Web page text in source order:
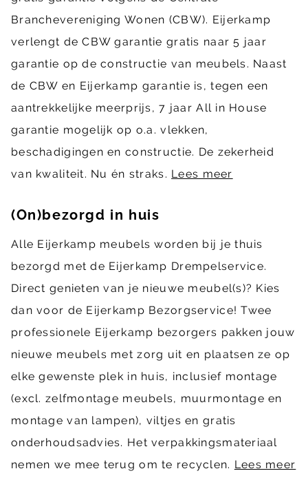
Branchevereniging Wonen (CBW). Eijerkamp
verlengt de CBW garantie gratis naar 5 jaar
garantie op de constructie van meubels. Naast
de CBW en Eijerkamp garantie is, tegen een
aantrekkelijke meerprijs, 7 jaar All in House
garantie mogelijk op o.a. vlekken,
beschadigingen en constructie. De zekerheid
van kwaliteit. Nu én straks. Lees meer
(On)bezorgd in huis
Alle Eijerkamp meubels worden bij je thuis
bezorgd met de Eijerkamp Drempelservice.
Direct genieten van je nieuwe meubel(s)? Kies
dan voor de Eijerkamp Bezorgservice! Twee
professionele Eijerkamp bezorgers pakken jouw
nieuwe meubels met zorg uit en plaatsen ze op
elke gewenste plek in huis, inclusief montage
(excl. zelfmontage meubels, muurmontage en
montage van lampen), viltjes en gratis
onderhoudsadvies. Het verpakkingsmateriaal
nemen we mee terug om te recyclen. Lees meer